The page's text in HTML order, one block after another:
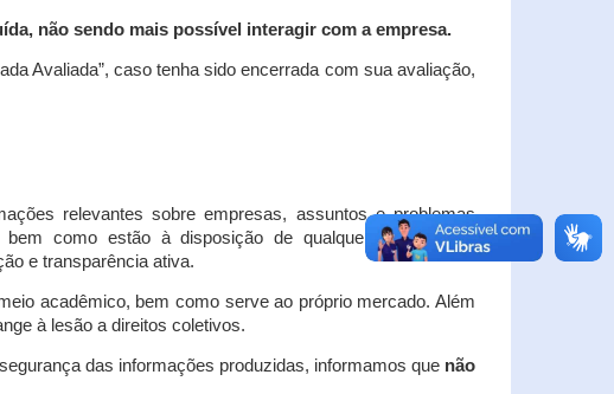
não sendo mais possível interagir com a empresa.
Avaliada”, caso tenha sido encerrada com sua avaliação,
relevantes sobre empresas, assuntos e problemas
como estão à disposição de qualquer interessado,
e transparência ativa.
acadêmico, bem como serve ao próprio mercado. Além
à lesão a direitos coletivos.
das informações produzidas, informamos que não